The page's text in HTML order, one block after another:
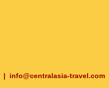
| info@centralasia-travel.com